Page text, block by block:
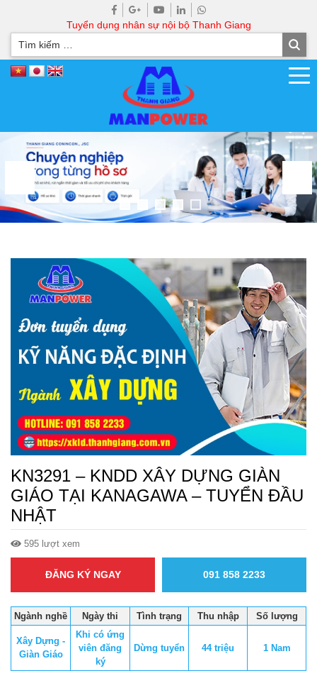
Tuyển dụng nhân sự nội bộ Thanh Giang
KN3291 – KNDD XÂY DỰNG GIÀN
GIÁO TẠI KANAGAWA – TUYỂN ĐẦU
NHẬT
595 lượt xem
ĐĂNG KÝ NGAY 091 858 2233
Ngành nghề Ngày thi Tình trạng Thu nhập Số lượng
Xây Dựng -
Giàn Giáo
Khi có ứng
viên đăng
ký
Dừng tuyển 44 triệu 1 Nam